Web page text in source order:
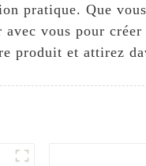
pratique. Que
vous pour
produit et attirez